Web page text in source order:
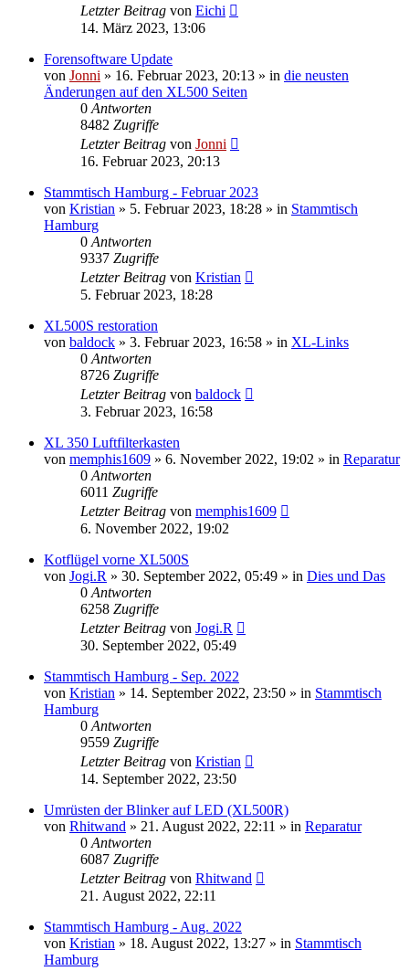
Letzter Beitrag von Eichi
14. März 2023, 13:06
Forensoftware Update
von Jonni » 16. Februar 2023, 20:13 » in die neusten
Änderungen auf den XL500 Seiten
0 Antworten
8482 Zugriffe
Letzter Beitrag von Jonni
16. Februar 2023, 20:13
Stammtisch Hamburg - Februar 2023
von Kristian » 5. Februar 2023, 18:28 » in Stammtisch
Hamburg
0 Antworten
9337 Zugriffe
Letzter Beitrag von Kristian
5. Februar 2023, 18:28
XL500S restoration
von baldock » 3. Februar 2023, 16:58 » in XL-Links
0 Antworten
8726 Zugriffe
Letzter Beitrag von baldock
3. Februar 2023, 16:58
XL 350 Luftfilterkasten
von memphis1609 » 6. November 2022, 19:02 » in Reparatur
0 Antworten
6011 Zugriffe
Letzter Beitrag von memphis1609
6. November 2022, 19:02
Kotflügel vorne XL500S
von Jogi.R » 30. September 2022, 05:49 » in Dies und Das
0 Antworten
6258 Zugriffe
Letzter Beitrag von Jogi.R
30. September 2022, 05:49
Stammtisch Hamburg - Sep. 2022
von Kristian » 14. September 2022, 23:50 » in Stammtisch
Hamburg
0 Antworten
9559 Zugriffe
Letzter Beitrag von Kristian
14. September 2022, 23:50
Umrüsten der Blinker auf LED (XL500R)
von Rhitwand » 21. August 2022, 22:11 » in Reparatur
0 Antworten
6087 Zugriffe
Letzter Beitrag von Rhitwand
21. August 2022, 22:11
Stammtisch Hamburg - Aug. 2022
von Kristian » 18. August 2022, 13:27 » in Stammtisch
Hamburg